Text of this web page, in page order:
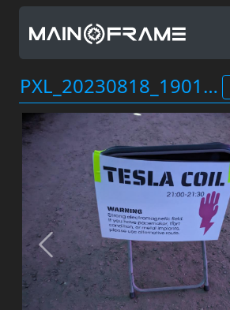
PXL_20230818_190142087.jpg